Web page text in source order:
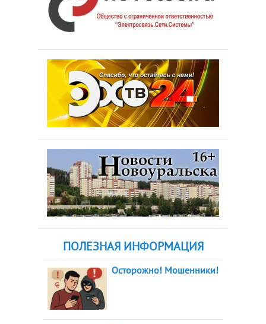
ПОЛЕЗНАЯ ИНФОРМАЦИЯ
Осторожно! Мошенники!